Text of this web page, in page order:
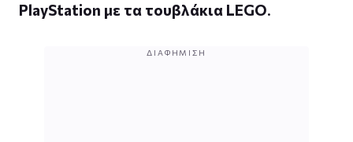
PlayStation με τα τουβλάκια LEGO.
ΔΙΑΦΉΜΙΣΗ